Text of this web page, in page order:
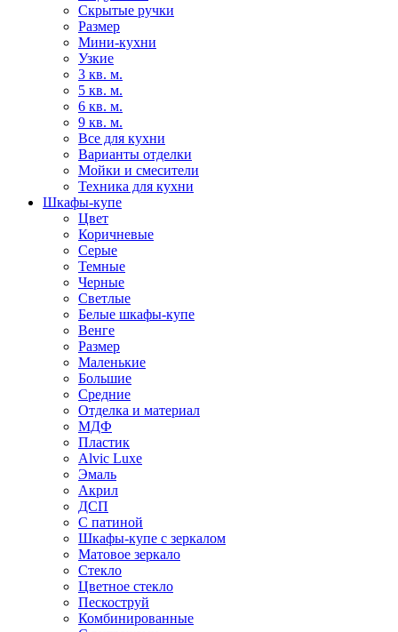
Скрытые ручки
Размер
Мини-кухни
Узкие
3 кв. м.
5 кв. м.
6 кв. м.
9 кв. м.
Все для кухни
Варианты отделки
Мойки и смесители
Техника для кухни
Шкафы-купе
Цвет
Коричневые
Серые
Темные
Черные
Светлые
Белые шкафы-купе
Венге
Размер
Маленькие
Большие
Средние
Отделка и материал
МДФ
Пластик
Alvic Luxe
Эмаль
Акрил
ДСП
С патиной
Шкафы-купе с зеркалом
Матовое зеркало
Стекло
Цветное стекло
Пескоструй
Комбинированные